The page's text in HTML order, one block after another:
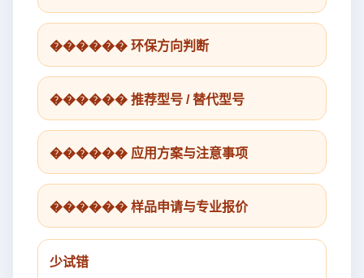
������ 环保方向判断
������ 推荐型号 / 替代型号
������ 应用方案与注意事项
������ 样品申请与专业报价
少试错